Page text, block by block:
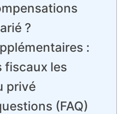
?
:
fiscaux les
privé
(FAQ)